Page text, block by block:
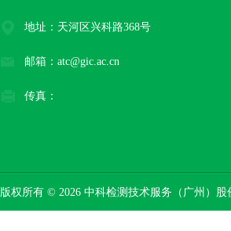
地址：天河区兴科路368号
邮箱：atc@gic.ac.cn
传真：
版权所有 © 2026 中科检测技术服务（广州）股